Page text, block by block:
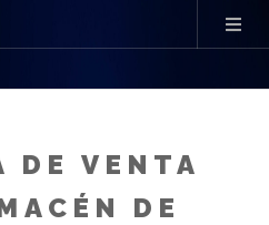
DE VENTA
DE